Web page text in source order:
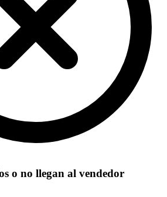
o no llegan al vendedor